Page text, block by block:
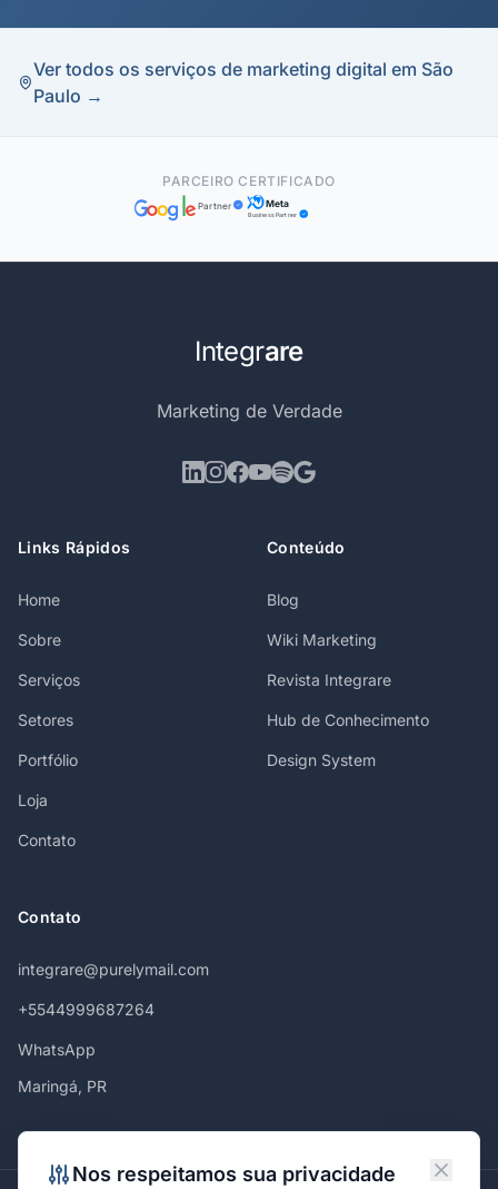
Ver todos os serviços de marketing digital em São
Paulo →
PARCEIRO CERTIFICADO
Partner Meta
Business Partner
Integrare
Marketing de Verdade
Links Rápidos
Home
Sobre
Serviços
Setores
Portfólio
Loja
Contato
Conteúdo
Blog
Wiki Marketing
Revista Integrare
Hub de Conhecimento
Design System
Contato
integrare@purelymail.com
+5544999687264
WhatsApp
Maringá, PR
Nos respeitamos sua privacidade